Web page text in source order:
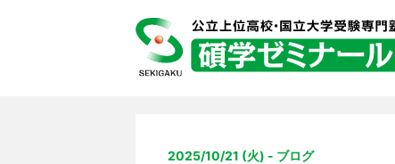
2025/10/21 (火) - ブログ